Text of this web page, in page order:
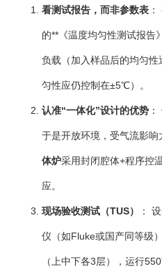
看测试报告，而非参数表
的**《温度均匀性测试报告
负载（加入样品后的均匀
匀性应仍控制在±5℃）。
认准“一体化”设计的优势
于是开放环境，受气流影
体炉采用封闭腔体+程序控
应。
现场验收测试（TUS） ：
仪（如Fluke或国产同等级
（上中下各3层），运行